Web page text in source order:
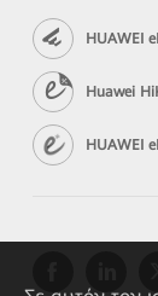
HUAWEI
Huawei
HUAWEI